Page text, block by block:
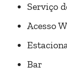
Serviço
Acesso
Bar